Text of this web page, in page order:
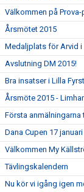
Välkommen på
Årsmötet 2015
Medaljplats för Arvid i
Avslutning DM 2015!
Bra insatser i Lilla
Årsmöte 2015 -
Första anmälningarna
Dana Cupen 17 januari
Välkommen My
Tävlingskalendern
Nu kör vi igång igen